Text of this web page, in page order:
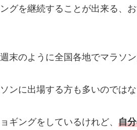
を継続することが出来る、お
のように全国各地でマラソン
に出場する方も多いのではな
ングをしているけれど、 自